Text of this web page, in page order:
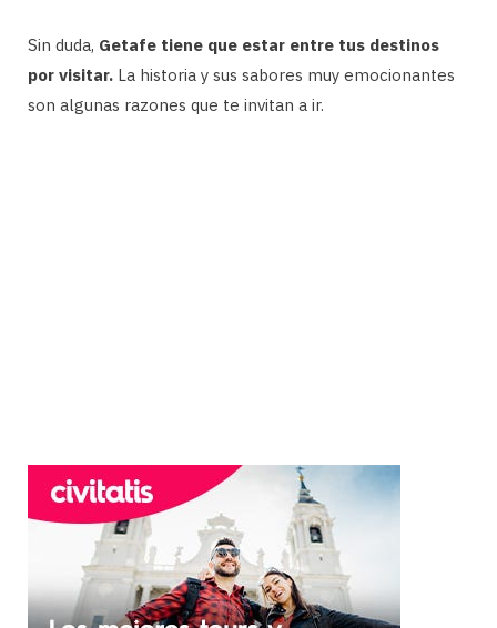
Sin duda, Getafe tiene que estar entre tus destinos
por visitar. La historia y sus sabores muy emocionantes
son algunas razones que te invitan a ir.